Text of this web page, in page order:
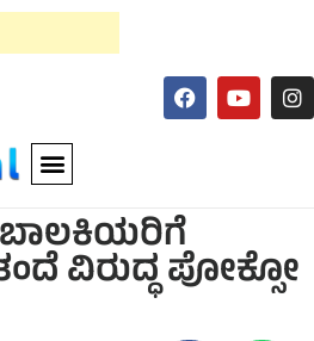
ಬಾಲಕಿಯರಿಗೆ
ವಿರುದ್ಧ ಪೋಕ್ಸೋ